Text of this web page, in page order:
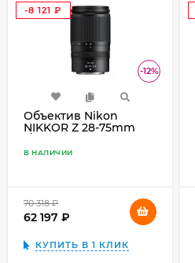
-12%
-8 121
Объектив Nikon
NIKKOR Z 28-75mm
В НАЛИЧИИ
70 318
62 197
КУПИТЬ В 1 КЛИК